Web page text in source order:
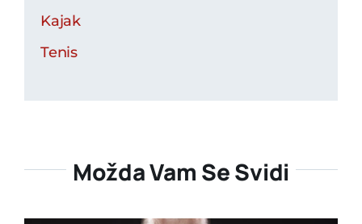
Kajak
Tenis
Možda Vam Se Svidi